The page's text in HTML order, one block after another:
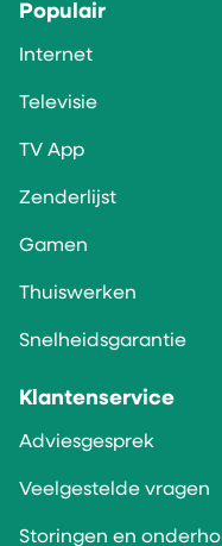
Populair
Internet
Televisie
TV App
Zenderlijst
Gamen
Thuiswerken
Snelheidsgarantie
Klantenservice
Adviesgesprek
Veelgestelde vragen
Storingen en